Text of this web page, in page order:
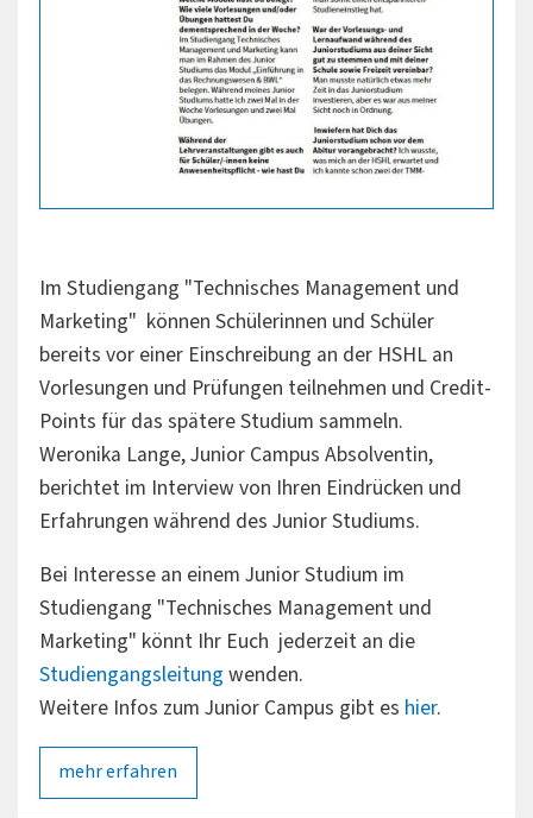
Im Studiengang "Technisches Management und
Marketing" können Schülerinnen und Schüler
bereits vor einer Einschreibung an der HSHL an
Vorlesungen und Prüfungen teilnehmen und Credit-
Points für das spätere Studium sammeln.
Weronika Lange, Junior Campus Absolventin,
berichtet im Interview von Ihren Eindrücken und
Erfahrungen während des Junior Studiums.
Bei Interesse an einem Junior Studium im
Studiengang "Technisches Management und
Marketing" könnt Ihr Euch jederzeit an die
Studiengangsleitung wenden.
Weitere Infos zum Junior Campus gibt es hier.
mehr erfahren